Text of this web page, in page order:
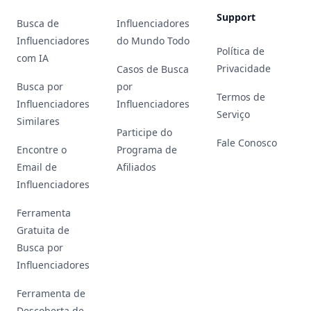
Busca de
Influenciadores
com IA
Busca por
Influenciadores
Similares
Encontre o
Email de
Influenciadores
Ferramenta
Gratuita de
Busca por
Influenciadores
Ferramenta de
Influenciadores
do Mundo Todo
Casos de Busca
por
Influenciadores
Participe do
Programa de
Afiliados
Support
Política de
Privacidade
Termos de
Serviço
Fale Conosco